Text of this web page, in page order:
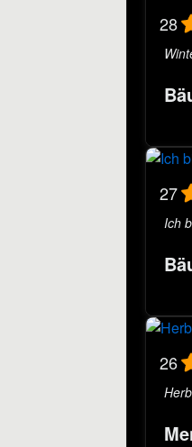
28
27
Ich
26